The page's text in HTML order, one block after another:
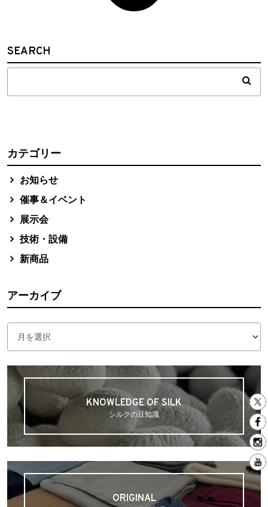
SEARCH
カテゴリー
お知らせ
催事＆イベント
展示会
技術・設備
新商品
アーカイブ
KNOWLEDGE OF SILK
シルクの豆知識
ORIGINAL